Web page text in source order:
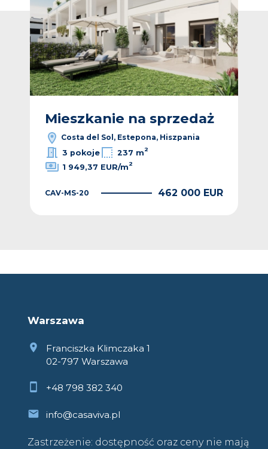
Mieszkanie na sprzedaż
Costa del Sol, Estepona, Hiszpania
3 pokoje
237 m2
1 949,37 EUR/m2
CAV-MS-20 462 000 EUR
Warszawa
Franciszka Klimczaka 1
02-797 Warszawa
+48 798 382 340
info@casaviva.pl
Zastrzeżenie: dostępność oraz ceny nie mają